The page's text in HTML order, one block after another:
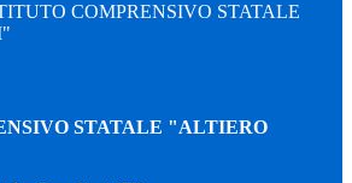
COMPRENSIVO STATALE
STATALE "ALTIERO